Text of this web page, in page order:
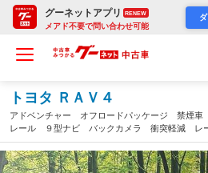
グーネットアプリ RENEW
メアド不要で問い合わせ可能
トヨタ ＲＡＶ４
アドベンチャー オフロードパッケージ 禁煙
レール ９型ナビ バックカメラ 衝突軽減 レ
シートエアコン パワーシート コーナーセンサ
ー ＬＥＤヘッド ビルトインＥＴＣ 純正１８
知県）